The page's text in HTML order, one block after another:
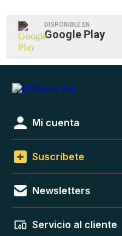
DISPONIBLE EN
Google Play
Mi cuenta
Suscríbete
Newsletters
Servicio al cliente